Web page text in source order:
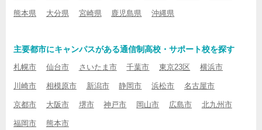
熊本県 大分県 宮崎県 鹿児島県 沖縄県
主要都市にキャンパスがある通信制高校・サポート校を探す
札幌市 仙台市 さいたま市 千葉市 東京23区 横浜市
川崎市 相模原市 新潟市 静岡市 浜松市 名古屋市
京都市 大阪市 堺市 神戸市 岡山市 広島市 北九州市
福岡市 熊本市